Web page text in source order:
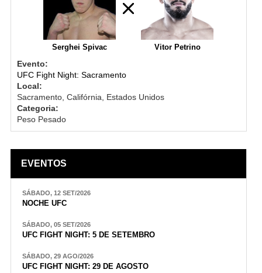
Serghei Spivac Vitor Petrino
Evento:
UFC Fight Night: Sacramento
Local:
Sacramento, Califórnia, Estados Unidos
Categoria:
Peso Pesado
EVENTOS
SÁBADO, 12 SET/2026
NOCHE UFC
SÁBADO, 05 SET/2026
UFC FIGHT NIGHT: 5 DE SETEMBRO
SÁBADO, 29 AGO/2026
UFC FIGHT NIGHT: 29 DE AGOSTO